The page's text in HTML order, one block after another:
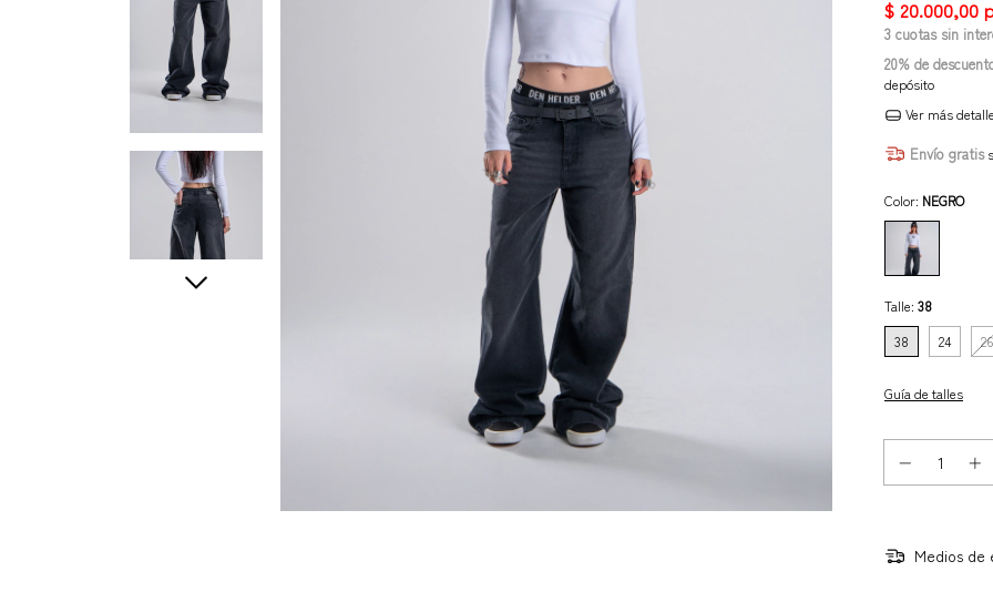
3 cuotas sin
20% de
depósito
Ver más
Envío gratis
Color: NEGRO
Talle: 38
38
24 26
Guía de talles
Medios de